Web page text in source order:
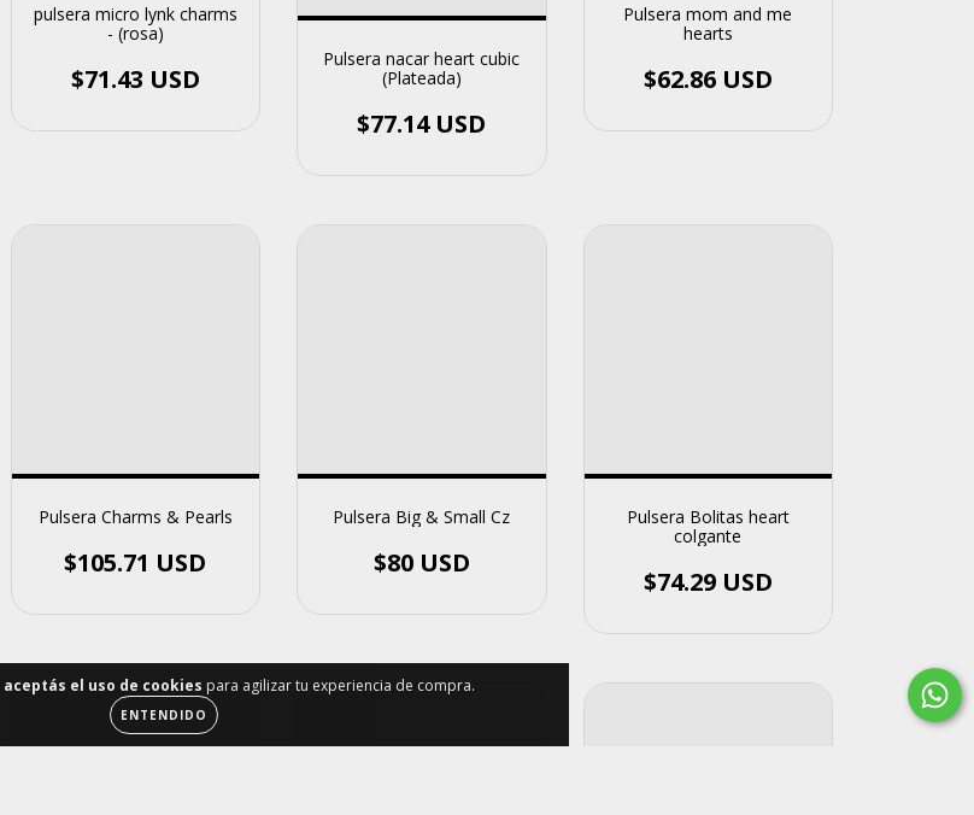
aceptás el uso de cookies para agilizar tu experiencia de compra.
ENTENDIDO
pulsera micro lynk charms
- (rosa)
$71.43 USD
Pulsera nacar heart cubic
(Plateada)
$77.14 USD
Pulsera mom and me
hearts
$62.86 USD
Pulsera Charms & Pearls
$105.71 USD
Pulsera Big & Small Cz
$80 USD
Pulsera Bolitas heart
colgante
$74.29 USD